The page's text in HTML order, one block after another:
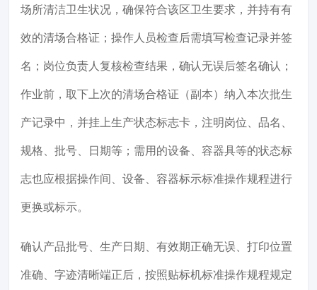
场所清洁卫生状况，确保符合该区卫生要求，并持有有
效的清场合格证；操作人员检查后需填写检查记录并签
名；岗位负责人复核检查结果，确认无误后签名确认；
作业前，取下上次的清场合格证（副本）纳入本次批生
产记录中，并挂上生产状态标志卡，注明岗位、品名、
规格、批号、日期等；需用的设备、容器具等的状态标
志也应根据操作间、设备、容器标示标准操作规程进行
更换或标示。
确认产品批号、生产日期、有效期正确无误、打印位置
准确、字迹清晰端正后，按照贴标机标准操作规程规定